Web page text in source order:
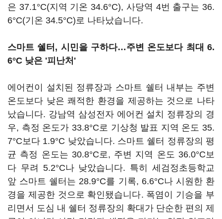
은 37.1°C(지역 기온 34.6°C), 사당역 4번 출구는 36.
6°C(기온 34.5°C)로 나타났습니다.
스마트 쉘터, 시민을 구하다…주변 온도보다 최대 6.
6°C 낮은 '피난처'
에어컨이 설치된 정류장과 스마트 쉘터 내부는 주변
온도보다 낮은 쾌적한 환경을 제공하는 것으로 나타
났습니다. 강남역 삼성전자 에어컨 설치 정류장의 경
우, 측정 온도가 33.8°C로 기상청 발표 지역 온도 35.
7°C보다 1.9°C 낮았습니다. 스마트 쉘터 정류장의 평
균 측정 온도는 30.8°C로, 주변 지역 온도 36.0°C보
다 무려 5.2°C나 낮았습니다. 특히 세검정초등학교
앞 스마트 쉘터는 28.9°C를 기록, 6.6°C나 시원한 환
경을 제공한 것으로 확인됐습니다. 폭염이 기승을 부
리면서 도심 내 쉘터 정류장의 확대가 단순한 편의 제